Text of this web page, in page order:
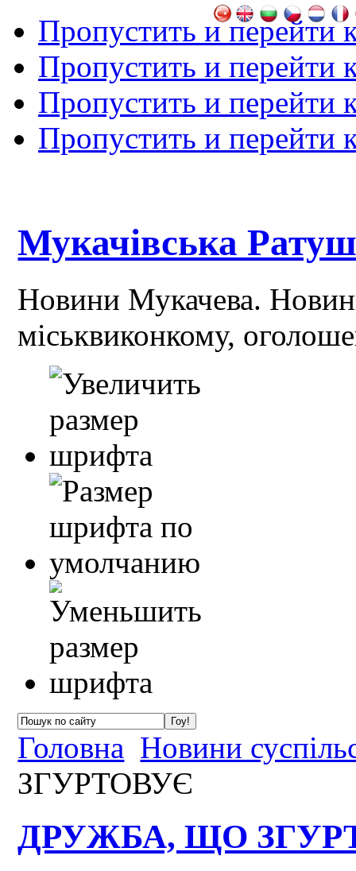
Пропустить и перейти
Пропустить и перейти
Пропустить и перейти
Пропустить и перейти
Мукачівська
Новини Мукачева.
міськвиконкому,
Головна Новини
ЗГУРТОВУЄ
ДРУЖБА, ЩО